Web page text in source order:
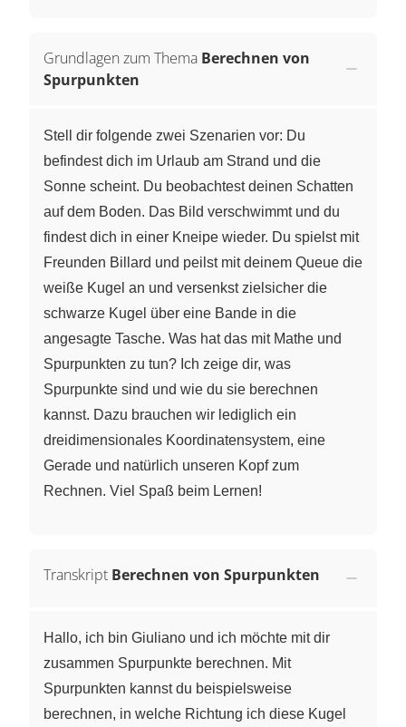
Grundlagen zum Thema Berechnen von
Spurpunkten
Stell dir folgende zwei Szenarien vor: Du
befindest dich im Urlaub am Strand und die
Sonne scheint. Du beobachtest deinen Schatten
auf dem Boden. Das Bild verschwimmt und du
findest dich in einer Kneipe wieder. Du spielst mit
Freunden Billard und peilst mit deinem Queue die
weiße Kugel an und versenkst zielsicher die
schwarze Kugel über eine Bande in die
angesagte Tasche. Was hat das mit Mathe und
Spurpunkten zu tun? Ich zeige dir, was
Spurpunkte sind und wie du sie berechnen
kannst. Dazu brauchen wir lediglich ein
dreidimensionales Koordinatensystem, eine
Gerade und natürlich unseren Kopf zum
Rechnen. Viel Spaß beim Lernen!
Transkript Berechnen von Spurpunkten
Hallo, ich bin Giuliano und ich möchte mit dir
zusammen Spurpunkte berechnen. Mit
Spurpunkten kannst du beispielsweise
berechnen, in welche Richtung ich diese Kugel